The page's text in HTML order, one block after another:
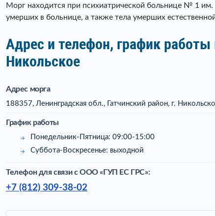
Морг находится при психиатрической больнице № 1
умерших в больнице, а также тела умерших
Адрес и телефон, график
Никольское
Адрес морга
188357, Ленинградская обл., Гатчинский район, г.
График работы
Понедельник-Пятница: 09:00-15:00
Суббота-Воскресенье: выходной
Телефон для связи c ООО «ГУП ЕС ГРС»:
+7 (812) 309-38-02